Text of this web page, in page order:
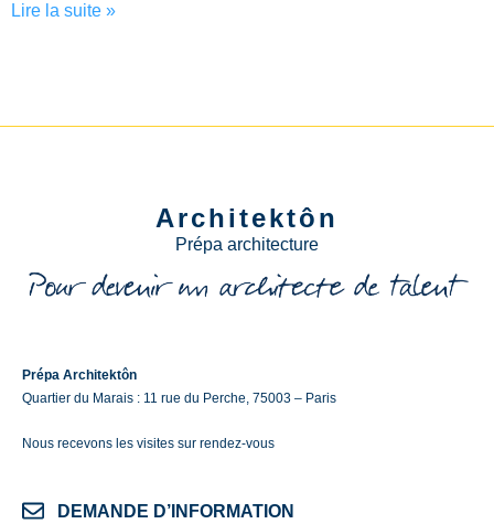
Lire la suite »
Architektôn
Prépa architecture
Prépa Architektôn
Quartier du Marais : 11 rue du Perche, 75003 – Paris
Nous recevons les visites sur rendez-vous
DEMANDE D’INFORMATION